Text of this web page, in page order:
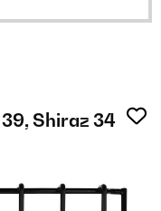
Shiraz 34